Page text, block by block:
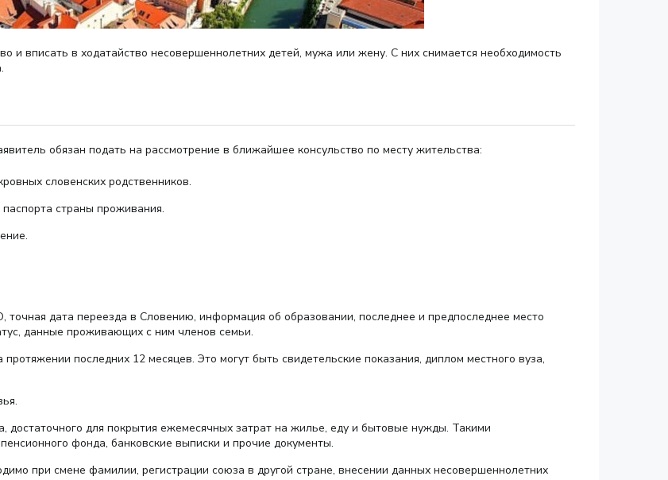
и вписать в ходатайство несовершеннолетних детей, мужа или жену. С них снимается необходимость
обязан подать на рассмотрение в ближайшее консульство по месту жительства:
словенских родственников.
страны проживания.
дата переезда в Словению, информация об образовании, последнее и предпоследнее место
данные проживающих с ним членов семьи.
последних 12 месяцев. Это могут быть свидетельские показания, диплом местного вуза,
достаточного для покрытия ежемесячных затрат на жилье, еду и бытовые нужды. Такими
фонда, банковские выписки и прочие документы.
при смене фамилии, регистрации союза в другой стране, внесении данных несовершеннолетних